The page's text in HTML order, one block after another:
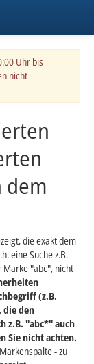
Uhr bis
nicht
dem
die exakt dem
eine Suche z.B.
"abc", nicht
(z.B.
die den
z.B. "abc*" auch
Sie nicht achten.
- zu